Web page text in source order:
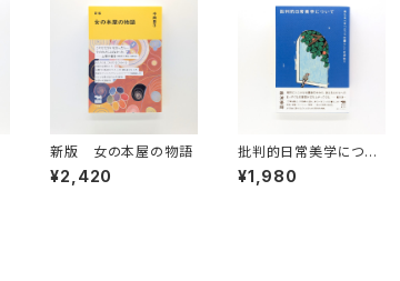
新版 女の本屋の物語
¥2,420
批判的日常美学につい
て 来たるべき「ふつう
の暮らし」を求めて
¥1,980